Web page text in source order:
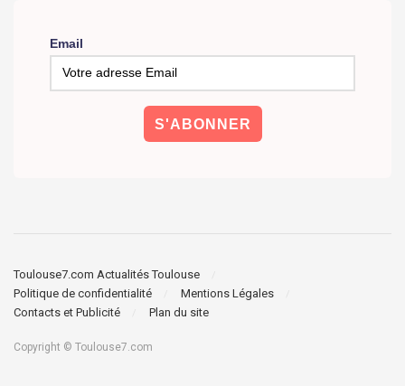
Email
Toulouse7.com Actualités Toulouse
Politique de confidentialité
Mentions Légales
Contacts et Publicité
Plan du site
Copyright © Toulouse7.com